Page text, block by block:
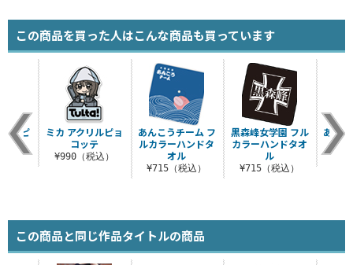
この商品を買った人はこんな商品も買っています
あんこうチーム フ
ルカラーハンドタ
オル
¥715（税込）
黒森峰女学園 フル
カラーハンドタオ
ル
¥715（税込）
あん
繍ハ
ルピ
込）
ミカ アクリルピョ
コッテ
¥990（税込）
この商品と同じ作品タイトルの商品